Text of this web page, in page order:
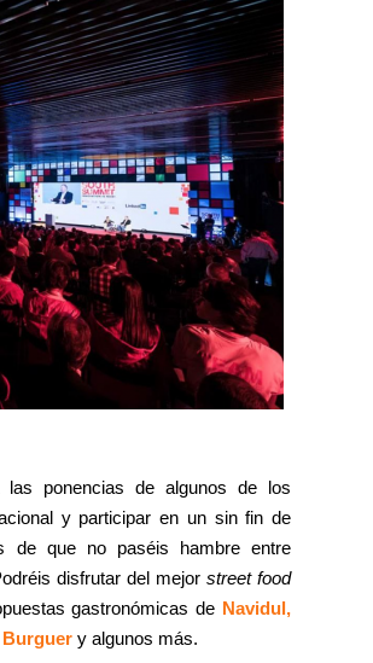
ponencias de algunos de los
y participar en un sin fin de
de que no paséis hambre entre
disfrutar del mejor street food
gastronómicas de Navidul,
y algunos más.